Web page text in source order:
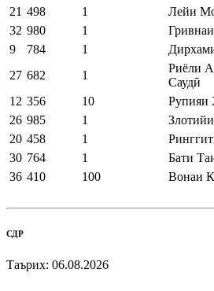
21 498 1 Лейи
32 980 1
9
784 1
27 682 1
Риёли
Саудӣ
12 356 10 Рупияи
26 985 1
20 458 1
30 764 1 Бати
36 410 100 Вонаи
СДР
Таърих: 06.08.2026